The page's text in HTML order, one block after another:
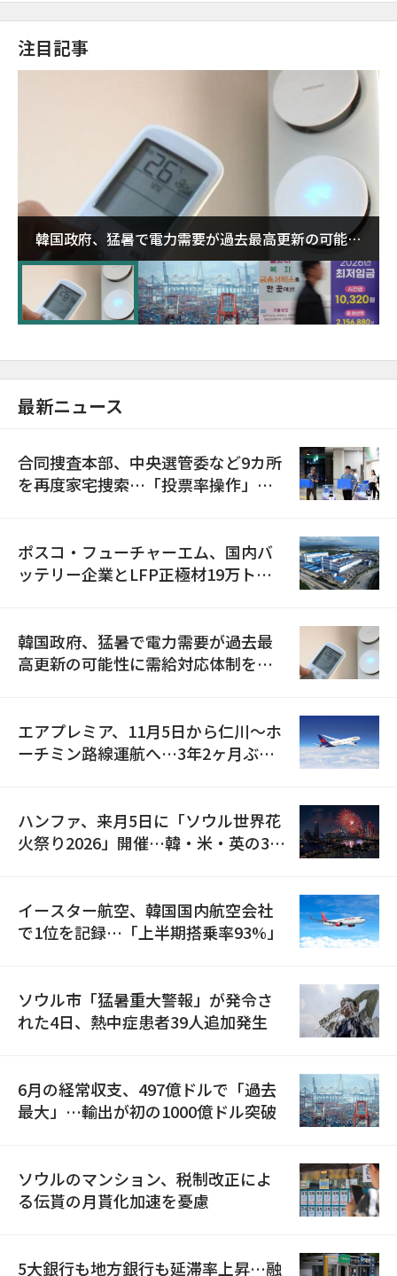
注目記事
韓国政府、猛暑で電力需要が過去最高更新の可能性
に需給対応体制を点検
最新ニュース
合同捜査本部、中央選管委など9カ所
を再度家宅捜索…「投票率操作」の
ポスコ・フューチャーエム、国内バ
ッテリー企業とLFP正極材19万トン
韓国政府、猛暑で電力需要が過去最
高更新の可能性に需給対応体制を点
エアプレミア、11月5日から仁川〜ホ
ーチミン路線運航へ…3年2ヶ月ぶり
ハンファ、来月5日に「ソウル世界花
火祭り2026」開催…韓・米・英の3カ
イースター航空、韓国国内航空会社
で1位を記録…「上半期搭乗率93%」
ソウル市「猛暑重大警報」が発令さ
れた4日、熱中症患者39人追加発生
6月の経常収支、497億ドルで「過去
最大」…輸出が初の1000億ドル突破
ソウルのマンション、税制改正によ
る伝貰の月貰化加速を憂慮
5大銀行も地方銀行も延滞率上昇…融